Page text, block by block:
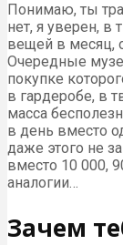
Понимаю, ты
нет, я уверен, в
вещей в месяц,
Очередные
покупке
в гардеробе, в
масса
в день вместо
даже этого не
вместо 10 000,
аналогии…
Зачем